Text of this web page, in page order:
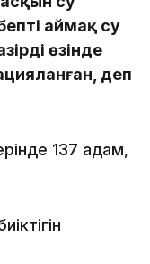
аймақ су
өзінде
деп
137 адам,